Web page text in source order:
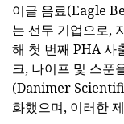
이글 음료(Eagle
는 선두 기업으로,
해 첫 번째 PHA 사
크, 나이프 및 스푼
(Danimer
화했으며, 이러한